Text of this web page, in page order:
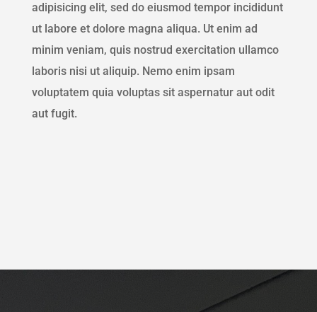
adipisicing elit, sed do eiusmod tempor incididunt
ut labore et dolore magna aliqua. Ut enim ad
minim veniam, quis nostrud exercitation ullamco
laboris nisi ut aliquip. Nemo enim ipsam
voluptatem quia voluptas sit aspernatur aut odit
aut fugit.